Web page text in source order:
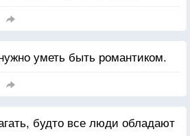
уметь быть романтиком.
будто все люди обладают